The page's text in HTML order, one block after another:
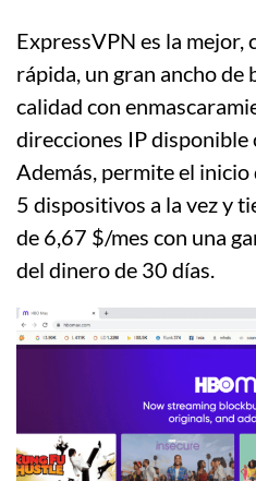
ExpressVPN es la mejor,
rápida, un gran ancho de
calidad con
direcciones IP disponible
Además, permite el
5 dispositivos a la vez y
de 6,67 $/mes con una
del dinero de 30 días.